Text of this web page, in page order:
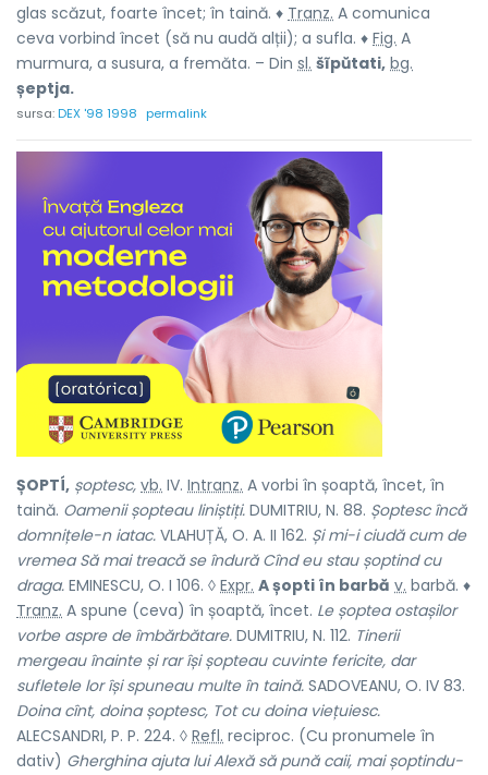
glas scăzut, foarte încet; în taină. ♦ Tranz. A comunica
ceva vorbind încet (să nu audă alții); a sufla. ♦ Fig. A
murmura, a susura, a fremăta. – Din sl. šĩpŭtati, bg.
șeptja.
sursa:DEX '98 1998 permalink
ȘOPTÍ, șoptesc, vb. IV. Intranz. A vorbi în șoaptă, încet, în
taină. Oamenii șopteau liniștiți. DUMITRIU, N. 88. Șoptesc încă
domnițele-n iatac. VLAHUȚĂ, O. A. II 162. Și mi-i ciudă cum de
vremea Să mai treacă se îndură Cînd eu stau șoptind cu
draga. EMINESCU, O. I 106. ◊ Expr. A șopti în barbă v. barbă. ♦
Tranz. A spune (ceva) în șoaptă, încet. Le șoptea ostașilor
vorbe aspre de îmbărbătare. DUMITRIU, N. 112. Tinerii
mergeau înainte și rar își șopteau cuvinte fericite, dar
sufletele lor își spuneau multe în taină. SADOVEANU, O. IV 83.
Doina cînt, doina șoptesc, Tot cu doina viețuiesc.
ALECSANDRI, P. P. 224. ◊ Refl. reciproc. (Cu pronumele în
dativ) Gherghina ajuta lui Alexă să pună caii, mai șoptindu-